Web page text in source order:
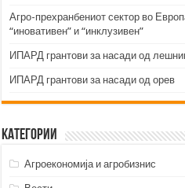
Агро-прехранбениот сектор во
“иновативен” и “инклузивен”
ИПАРД грантови за насади од
ИПАРД грантови за насади од орев
Категории
Агроекономија и агробизнис